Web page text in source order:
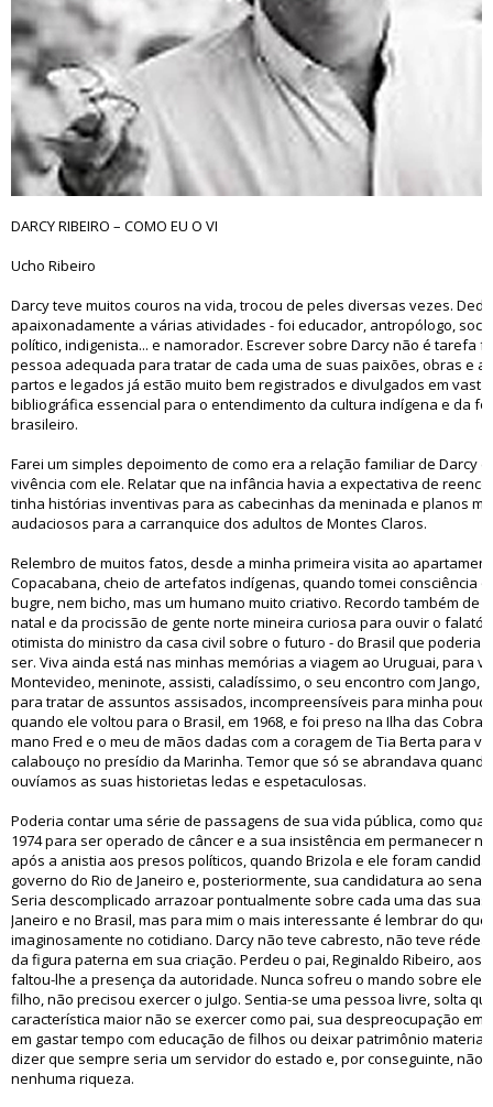
DARCY RIBEIRO – COMO EU O VI
Ucho Ribeiro
Darcy teve muitos couros na vida, trocou de peles diversas vezes.
apaixonadamente a várias atividades - foi educador, antropólogo,
político, indigenista... e namorador. Escrever sobre Darcy não é tarefa
pessoa adequada para tratar de cada uma de suas paixões, obras e
partos e legados já estão muito bem registrados e divulgados em
bibliográfica essencial para o entendimento da cultura indígena e da
brasileiro.
Farei um simples depoimento de como era a relação familiar de Darcy
vivência com ele. Relatar que na infância havia a expectativa de
tinha histórias inventivas para as cabecinhas da meninada e planos
audaciosos para a carranquice dos adultos de Montes Claros.
Relembro de muitos fatos, desde a minha primeira visita ao
Copacabana, cheio de artefatos indígenas, quando tomei consciência
bugre, nem bicho, mas um humano muito criativo. Recordo também de
natal e da procissão de gente norte mineira curiosa para ouvir o
otimista do ministro da casa civil sobre o futuro - do Brasil que poderia
ser. Viva ainda está nas minhas memórias a viagem ao Uruguai, para
Montevideo, meninote, assisti, caladíssimo, o seu encontro com Jango,
para tratar de assuntos assisados, incompreensíveis para minha
quando ele voltou para o Brasil, em 1968, e foi preso na Ilha das
mano Fred e o meu de mãos dadas com a coragem de Tia Berta para
calabouço no presídio da Marinha. Temor que só se abrandava
ouvíamos as suas historietas ledas e espetaculosas.
Poderia contar uma série de passagens de sua vida pública, como
1974 para ser operado de câncer e a sua insistência em permanecer
após a anistia aos presos políticos, quando Brizola e ele foram
governo do Rio de Janeiro e, posteriormente, sua candidatura ao
Seria descomplicado arrazoar pontualmente sobre cada uma das suas
Janeiro e no Brasil, mas para mim o mais interessante é lembrar do
imaginosamente no cotidiano. Darcy não teve cabresto, não teve
da figura paterna em sua criação. Perdeu o pai, Reginaldo Ribeiro, aos
faltou-lhe a presença da autoridade. Nunca sofreu o mando sobre ele
filho, não precisou exercer o julgo. Sentia-se uma pessoa livre, solta
característica maior não se exercer como pai, sua despreocupação em
em gastar tempo com educação de filhos ou deixar patrimônio
dizer que sempre seria um servidor do estado e, por conseguinte, não
nenhuma riqueza.